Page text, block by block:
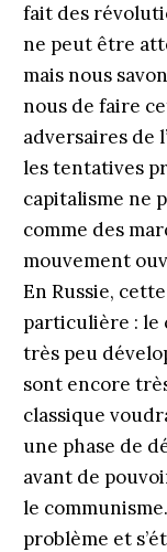
fait des
ne peut être
mais nous
nous de faire
adversaires de
les tentatives
capitalisme ne
comme des
mouvement
En Russie,
particulière : le
très peu
sont encore
classique
une phase de
avant de
le
problème et